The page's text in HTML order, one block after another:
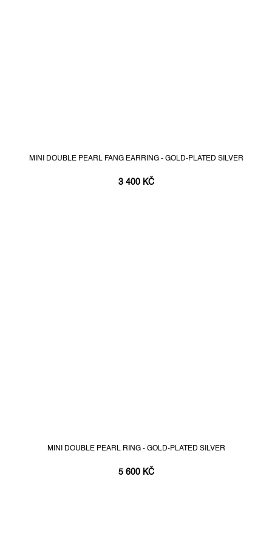
MINI DOUBLE PEARL FANG EARRING - GOLD-PLATED SILVER
3 400 KČ
MINI DOUBLE PEARL RING - GOLD-PLATED SILVER
5 600 KČ